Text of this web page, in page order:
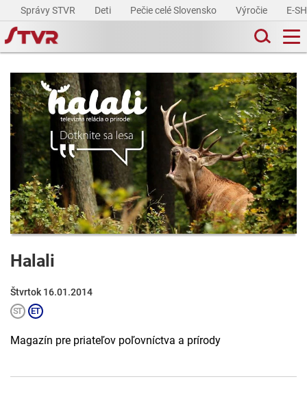
Správy STVR Deti Pečie celé Slovensko Výročie E-
Halali
Štvrtok 16.01.2014
Magazín pre priateľov poľovníctva a prírody